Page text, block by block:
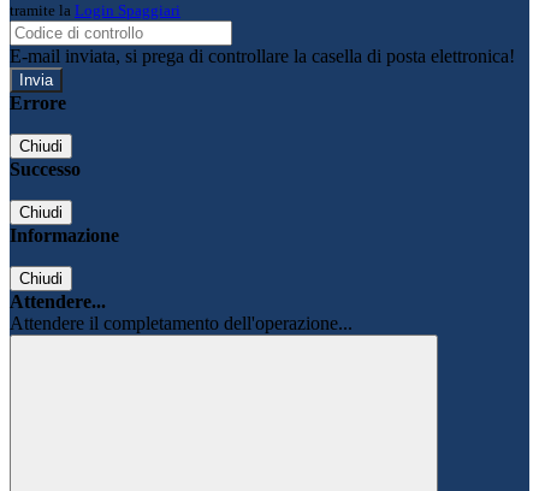
tramite la Login Spaggiari
E-mail inviata, si prega di controllare la casella di posta elettronica!
Errore
Chiudi
Successo
Chiudi
Informazione
Chiudi
Attendere...
Attendere il completamento dell'operazione...